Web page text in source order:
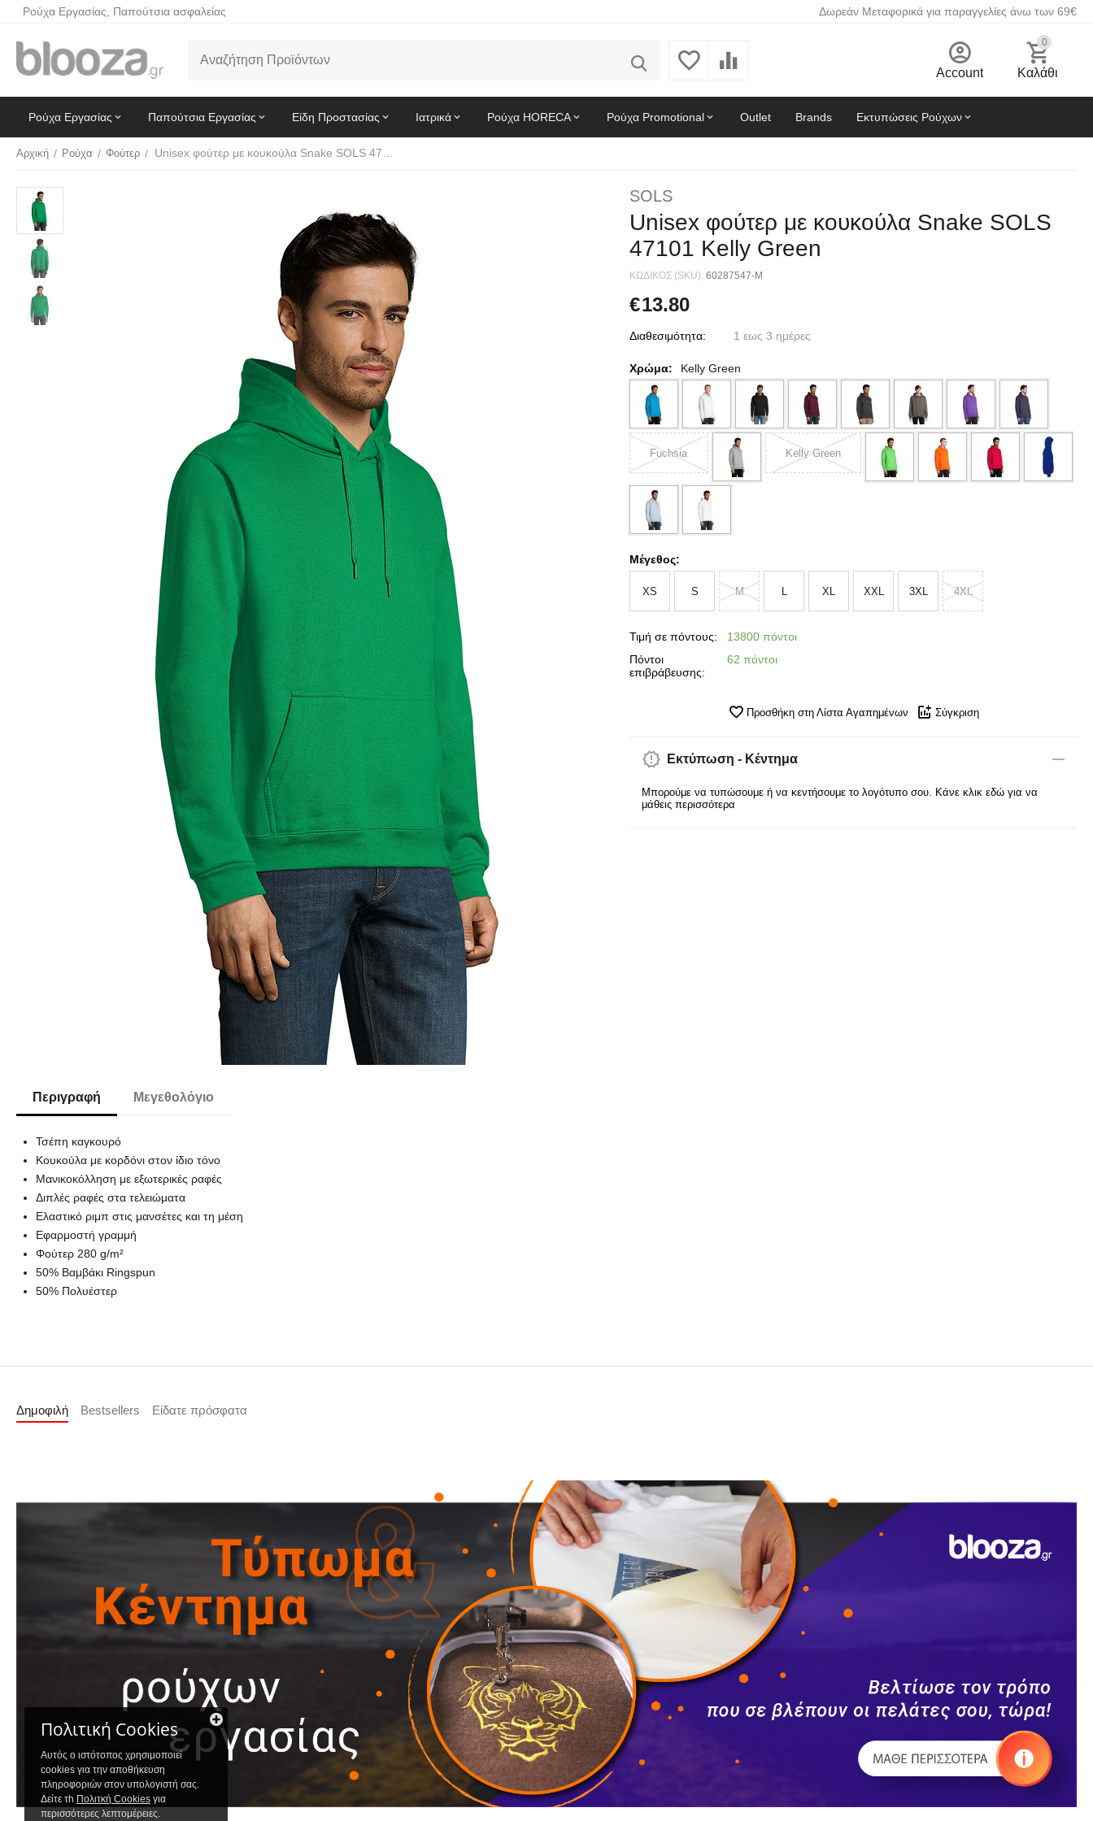
Ρούχα Εργασίας, Παπούτσια ασφαλείας Δωρεάν Μεταφορικά για παραγγελίες άνω των 69€
Account
0
Καλάθι
Ρούχα Εργασίας Παπούτσια Εργασίας Είδη Προστασίας Ιατρικά Ρούχα HORECA Ρούχα Promotional Outlet Brands Εκτυπώσεις Ρούχων
Αρχική / Ρούχα / Φούτερ /
SOLS
Unisex φούτερ με κουκούλα Snake SOLS
47101 Kelly Green
ΚΩΔΙΚΟΣ (SKU): 60287547-M
€13.80
Διαθεσιμότητα: 1 εως 3 ημέρες
Χρώμα: Kelly Green
Fuchsia Kelly Green
Μέγεθος:
XS S M L XL XXL 3XL 4XL
Τιμή σε πόντους:
13800 πόντοι
Πόντοι
επιβράβευσης:
62 πόντοι
Προσθήκη στη Λίστα Αγαπημένων Σύγκριση
Εκτύπωση - Κέντημα
Μπορούμε να τυπώσουμε ή να κεντήσουμε το λογότυπο σου. Κάνε κλικ εδώ για να
μάθεις περισσότερα
Περιγραφή Μεγεθολόγιο
Τσέπη καγκουρό
Κουκούλα με κορδόνι στον ίδιο τόνο
Μανικοκόλληση με εξωτερικές ραφές
Διπλές ραφές στα τελειώματα
Ελαστικό ριμπ στις μανσέτες και τη μέση
Εφαρμοστή γραμμή
Φούτερ 280 g/m²
50% Bαμβάκι Ringspun
50% Πολυέστερ
Δημοφιλή Bestsellers Είδατε πρόσφατα
Πολιτική Cookies
Αυτός ο ιστότοπος χρησιμοποιεί
cookies για την αποθήκευση
πληροφοριών στον υπολογιστή σας.
Δείτε τh Πολιτκή Cookies για
περισσότερες λεπτομέρειες.